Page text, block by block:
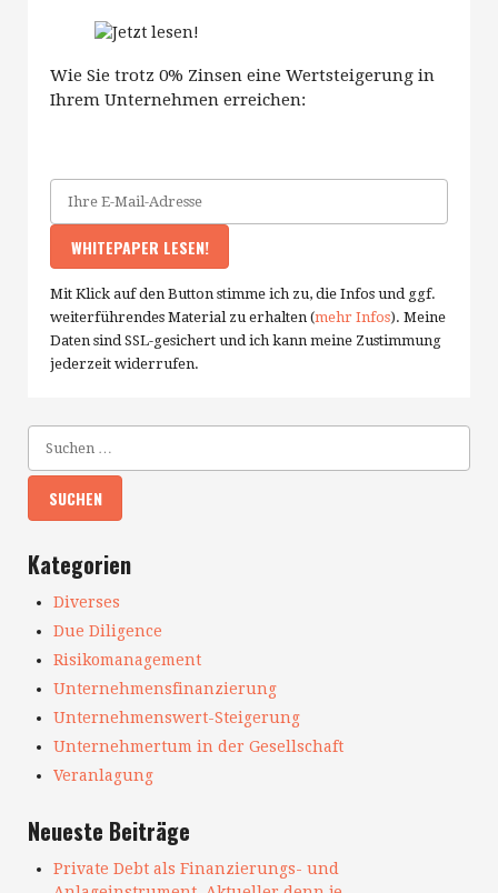
Wie Sie trotz 0% Zinsen eine Wertsteigerung in
Ihrem Unternehmen erreichen:
Mit Klick auf den Button stimme ich zu, die Infos und ggf.
weiterführendes Material zu erhalten (mehr Infos). Meine
Daten sind SSL-gesichert und ich kann meine Zustimmung
jederzeit widerrufen.
Kategorien
Diverses
Due Diligence
Risikomanagement
Unternehmensfinanzierung
Unternehmenswert-Steigerung
Unternehmertum in der Gesellschaft
Veranlagung
Neueste Beiträge
Private Debt als Finanzierungs- und